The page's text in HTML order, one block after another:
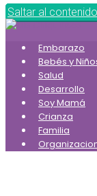
Saltar al
Embarazo
Bebés y
Salud
Desarrollo
Soy Mamá
Crianza
Familia